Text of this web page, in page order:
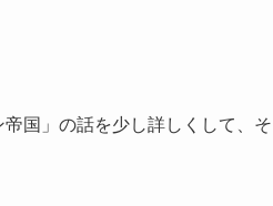
国」の話を少し詳しくして、